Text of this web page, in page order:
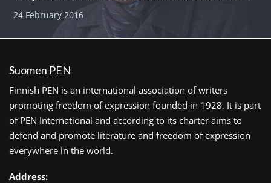
24 February 2016
Suomen PEN
Finnish PEN is an international association of writers
promoting freedom of expression founded in 1928. It is part
of PEN International and according to its charter aims to
defend and promote literature and freedom of expression
everywhere in the world.
Address: